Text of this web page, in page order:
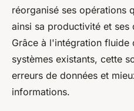
réorganisé ses opérations
ainsi sa productivité et ses
Grâce à l'intégration fluide
systèmes existants, cette
erreurs de données et
informations.